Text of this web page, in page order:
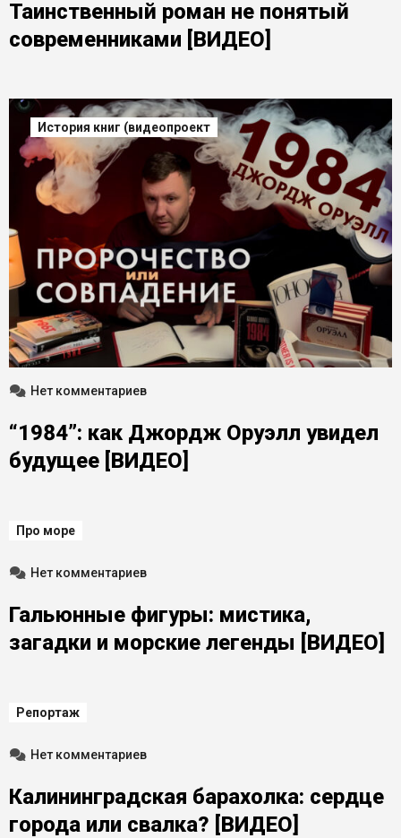
Таинственный роман не понятый
современниками [ВИДЕО]
История книг (видеопроект
Нет комментариев
“1984”: как Джордж Оруэлл увидел
будущее [ВИДЕО]
Про море
Нет комментариев
Гальюнные фигуры: мистика,
загадки и морские легенды [ВИДЕО]
Репортаж
Нет комментариев
Калининградская барахолка: сердце
города или свалка? [ВИДЕО]